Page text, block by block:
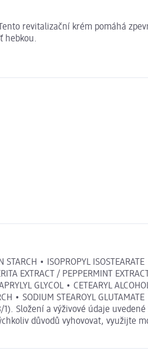
revitalizační krém pomáhá
hebkou.
• ISOPROPYL ISOSTEARATE
EXTRACT / PEPPERMINT
GLYCOL • CETEARYL
• SODIUM STEAROYL
1). Složení a výživové údaje
důvodů vyhovovat, využijte